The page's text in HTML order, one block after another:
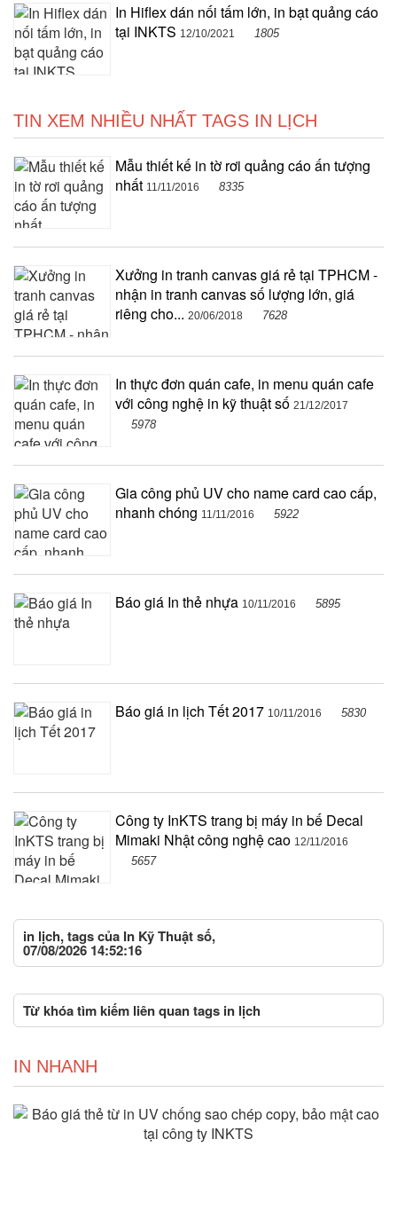
In Hiflex dán nối tấm lớn, in bạt quảng cáo
tại INKTS 12/10/2021 1805
TIN XEM NHIỀU NHẤT TAGS IN LỊCH
Mẫu thiết kế in tờ rơi quảng cáo ấn tượng
nhất 11/11/2016 8335
Xưởng in tranh canvas giá rẻ tại TPHCM -
nhận in tranh canvas số lượng lớn, giá
riêng cho... 20/06/2018 7628
In thực đơn quán cafe, in menu quán cafe
với công nghệ in kỹ thuật số 21/12/2017
5978
Gia công phủ UV cho name card cao cấp,
nhanh chóng 11/11/2016 5922
Báo giá In thẻ nhựa 10/11/2016 5895
Báo giá in lịch Tết 2017 10/11/2016 5830
Công ty InKTS trang bị máy in bế Decal
Mimaki Nhật công nghệ cao 12/11/2016
5657
in lịch, tags của In Kỹ Thuật số,
07/08/2026 14:52:16
Từ khóa tìm kiếm liên quan tags in lịch
IN NHANH